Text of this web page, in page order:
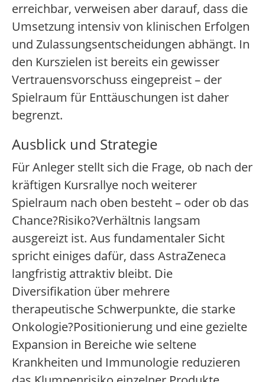
erreichbar, verweisen aber darauf, dass die
Umsetzung intensiv von klinischen Erfolgen
und Zulassungsentscheidungen abhängt. In
den Kurszielen ist bereits ein gewisser
Vertrauensvorschuss eingepreist – der
Spielraum für Enttäuschungen ist daher
begrenzt.
Ausblick und Strategie
Für Anleger stellt sich die Frage, ob nach der
kräftigen Kursrallye noch weiterer
Spielraum nach oben besteht – oder ob das
Chance?Risiko?Verhältnis langsam
ausgereizt ist. Aus fundamentaler Sicht
spricht einiges dafür, dass AstraZeneca
langfristig attraktiv bleibt. Die
Diversifikation über mehrere
therapeutische Schwerpunkte, die starke
Onkologie?Positionierung und eine gezielte
Expansion in Bereiche wie seltene
Krankheiten und Immunologie reduzieren